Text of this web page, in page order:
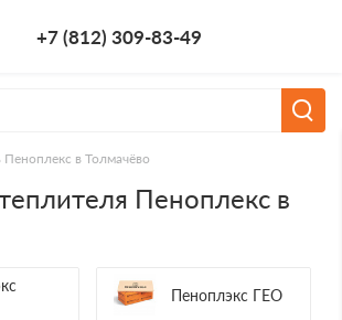
+7 (812) 309-83-49
Пеноплекс в Толмачёво
Пеноплекс в
Пеноплэкс ГЕО